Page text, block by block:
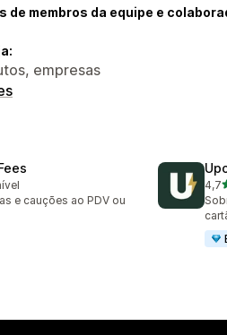
de membros da equipe e
empresas
e cauções ao PDV ou
4,7
163